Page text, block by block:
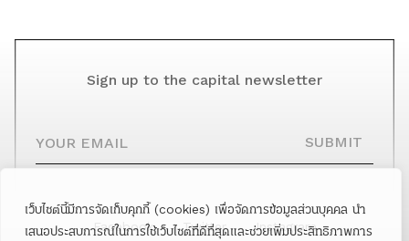
เว็บไซต์นี้มีการจัดเก็บคุกกี้ (cookies) เพื่อจัดการข้อมูลส่วนบุคคล นำ
เสนอประสบการณ์ในการใช้เว็บไซต์ที่ดีที่สุดและช่วยเพิ่มประสิทธิภาพการ
Sign up to the capital newsletter
SUBMIT
Facebook Twitter Instagram